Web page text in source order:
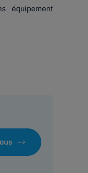
équipement